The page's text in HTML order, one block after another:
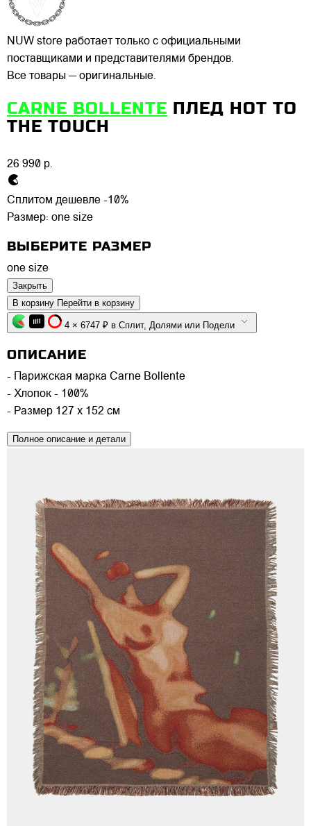
NUW store работает только с официальными
поставщиками и представителями брендов.
Все товары — оригинальные.
CARNE BOLLENTE ПЛЕД HOT TO
THE TOUCH
26 990 р.
Сплитом дешевле -10%
Размер: one size
ВЫБЕРИТЕ РАЗМЕР
one size
Закрыть
В корзину Перейти в корзину
4 × 6747 ₽ в Сплит, Долями или Подели
ОПИСАНИЕ
- Парижская марка Carne Bollente
- Хлопок - 100%
- Размер 127 х 152 см
Полное описание и детали